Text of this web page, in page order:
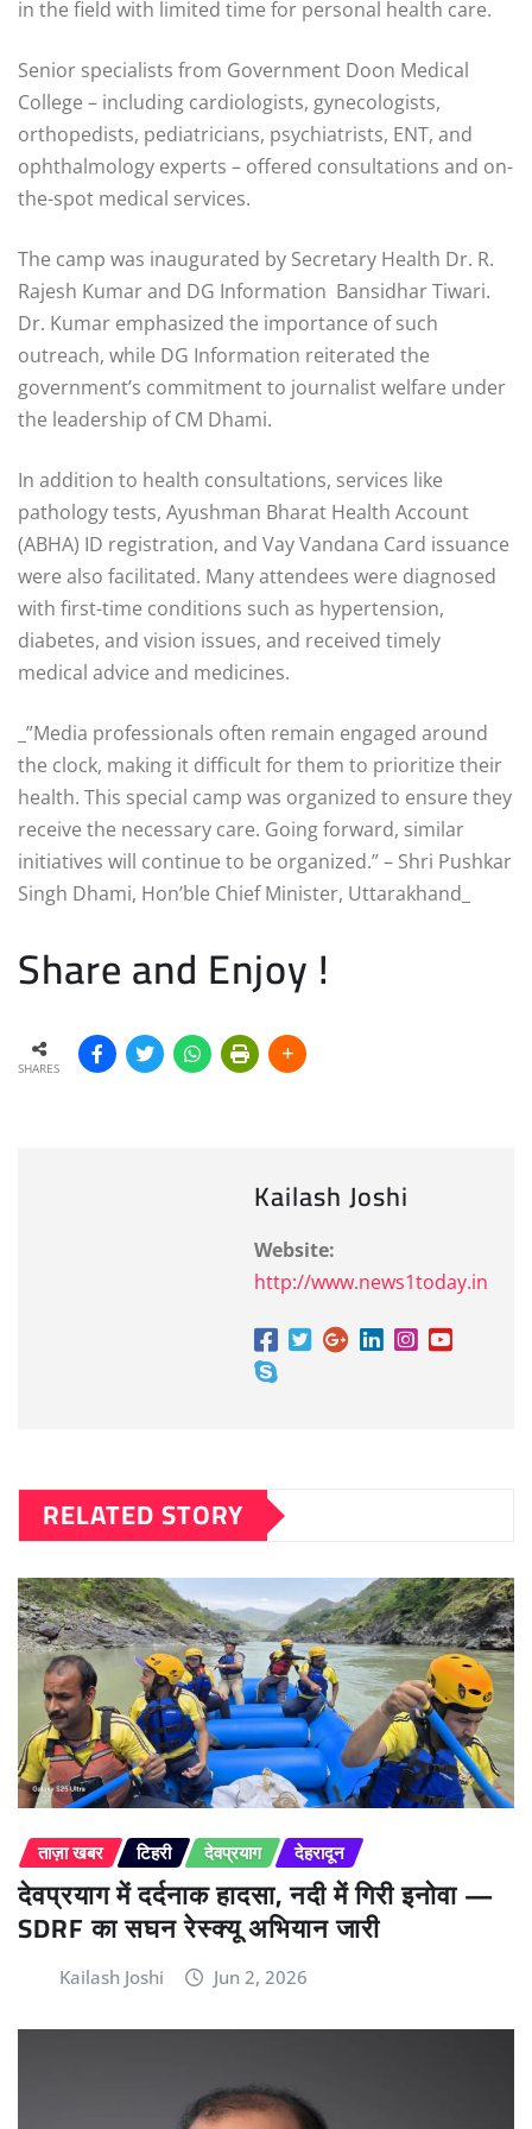
in the field with limited time for personal health care.
Senior specialists from Government Doon Medical
College – including cardiologists, gynecologists,
orthopedists, pediatricians, psychiatrists, ENT, and
ophthalmology experts – offered consultations and on-
the-spot medical services.
The camp was inaugurated by Secretary Health Dr. R.
Rajesh Kumar and DG Information Bansidhar Tiwari.
Dr. Kumar emphasized the importance of such
outreach, while DG Information reiterated the
government’s commitment to journalist welfare under
the leadership of CM Dhami.
In addition to health consultations, services like
pathology tests, Ayushman Bharat Health Account
(ABHA) ID registration, and Vay Vandana Card issuance
were also facilitated. Many attendees were diagnosed
with first-time conditions such as hypertension,
diabetes, and vision issues, and received timely
medical advice and medicines.
_”Media professionals often remain engaged around
the clock, making it difficult for them to prioritize their
health. This special camp was organized to ensure they
receive the necessary care. Going forward, similar
initiatives will continue to be organized.” – Shri Pushkar
Singh Dhami, Hon’ble Chief Minister, Uttarakhand_
Share and Enjoy !
SHARES
Kailash Joshi
Website:
http://www.news1today.in
RELATED STORY
ताज़ा खबर टिहरी देवप्रयाग देहरादून
देवप्रयाग में दर्दनाक हादसा, नदी में गिरी इनोवा —
SDRF का सघन रेस्क्यू अभियान जारी
Kailash Joshi Jun 2, 2026